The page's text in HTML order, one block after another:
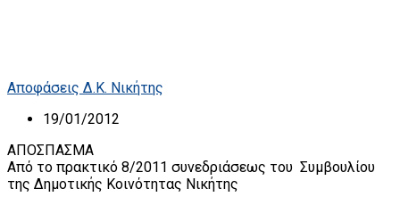
Αποφάσεις Δ.Κ. Νικήτης
19/01/2012
ΑΠΟΣΠΑΣΜΑ
Από το πρακτικό 8/2011 συνεδριάσεως του Συμβουλίου
της Δημοτικής Κοινότητας Νικήτης